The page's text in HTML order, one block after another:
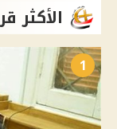
الأكثر
1